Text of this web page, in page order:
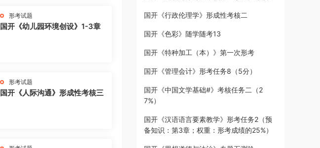
形考试题
国开《幼儿园环境创设》1-3章
形考试题
国开《人际沟通》形成性考核三
国开《行政伦理学》形成性考核二
国开《色彩》随学随考13
国开《特种加工（本）》第一次形考
国开《管理会计》形考任务8（5分）
国开《中国文学基础#》考核任务二（2
7%）
国开《汉语语言要素教学》形考任务2（预
备知识：第3章；权重：形考成绩的25%）